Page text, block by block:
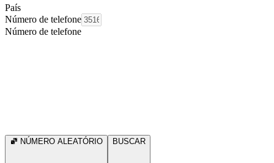
País
Número de telefone
Número de telefone
NÚMERO ALEATÓRIO BUSCAR